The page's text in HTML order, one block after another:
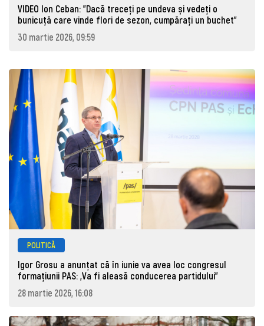
VIDEO Ion Ceban: "Dacă treceți pe undeva și vedeți o
bunicuță care vinde flori de sezon, cumpărați un buchet"
30 martie 2026, 09:59
POLITICĂ
Igor Grosu a anunțat că în iunie va avea loc congresul
formațiunii PAS: „Va fi aleasă conducerea partidului”
28 martie 2026, 16:08